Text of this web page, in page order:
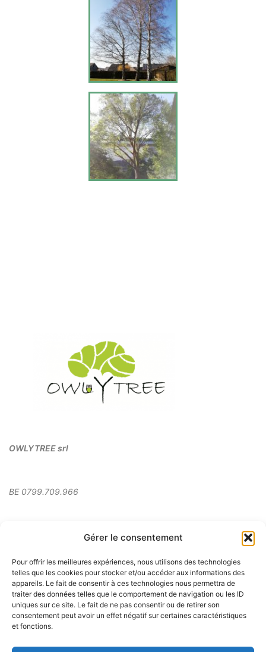
Gérer le consentement
Pour offrir les meilleures expériences, nous utilisons des technologies
telles que les cookies pour stocker et/ou accéder aux informations des
appareils. Le fait de consentir à ces technologies nous permettra de
traiter des données telles que le comportement de navigation ou les ID
uniques sur ce site. Le fait de ne pas consentir ou de retirer son
consentement peut avoir un effet négatif sur certaines caractéristiques
et fonctions.
OWLYTREEsrl
BE 0799.709.966
Grégory Clip
+32 (0)477 86 40 40